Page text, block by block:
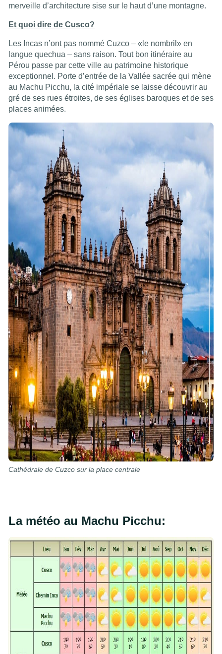
merveille d’architecture sise sur le haut d’une montagne.
Et quoi dire de Cusco?
Les Incas n’ont pas nommé Cuzco – «le nombril» en
langue quechua – sans raison. Tout bon itinéraire au
Pérou passe par cette ville au patrimoine historique
exceptionnel. Porte d’entrée de la Vallée sacrée qui mène
au Machu Picchu, la cité impériale se laisse découvrir au
gré de ses rues étroites, de ses églises baroques et de ses
places animées.
Cathédrale de Cuzco sur la place centrale
La météo au Machu Picchu: